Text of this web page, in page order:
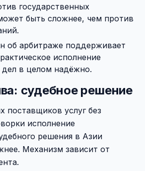
государственных
быть сложнее, чем против
об арбитраже поддерживает
исполнение
дел в целом надёжно.
судебное решение
поставщиков услуг без
исполнение
решения в Азии
Механизм зависит от